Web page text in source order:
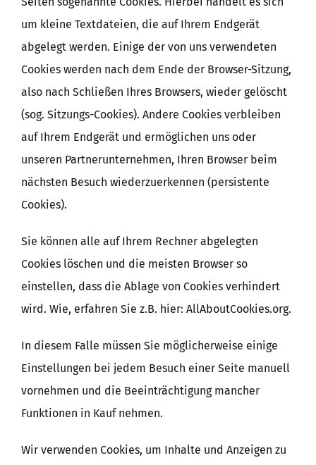
um kleine Textdateien, die auf Ihrem Endgerät
abgelegt werden. Einige der von uns verwendeten
Cookies werden nach dem Ende der Browser-Sitzung,
also nach Schließen Ihres Browsers, wieder gelöscht
(sog. Sitzungs-Cookies). Andere Cookies verbleiben
auf Ihrem Endgerät und ermöglichen uns oder
unseren Partnerunternehmen, Ihren Browser beim
nächsten Besuch wiederzuerkennen (persistente
Cookies).
Sie können alle auf Ihrem Rechner abgelegten
Cookies löschen und die meisten Browser so
einstellen, dass die Ablage von Cookies verhindert
wird. Wie, erfahren Sie z.B. hier: AllAboutCookies.org.
In diesem Falle müssen Sie möglicherweise einige
Einstellungen bei jedem Besuch einer Seite manuell
vornehmen und die Beeinträchtigung mancher
Funktionen in Kauf nehmen.
Wir verwenden Cookies, um Inhalte und Anzeigen zu